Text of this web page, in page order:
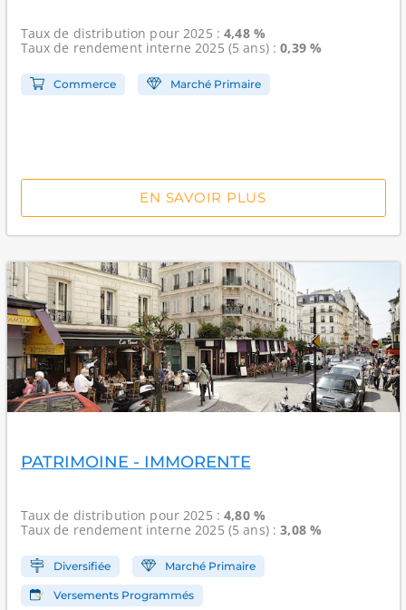
Taux de distribution pour 2025 :4,48 %
Taux de rendement interne2025 (5 ans) :0,39 %
Commerce Marché Primaire
EN SAVOIR PLUS
PATRIMOINE - IMMORENTE
Taux de distribution pour 2025 :4,80 %
Taux de rendement interne2025 (5 ans) :3,08 %
Diversifiée Marché Primaire
Versements Programmés